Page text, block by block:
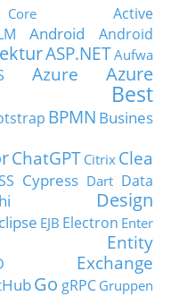
Active
Android
Android
ASP.NETAufwa
Azure
Azure
Best
BPMN Busines
ChatGPT Citrix Clea
Cypress Dart Data
Design
EJB Electron Enter
Entity
Exchange
Go gRPC Gruppen